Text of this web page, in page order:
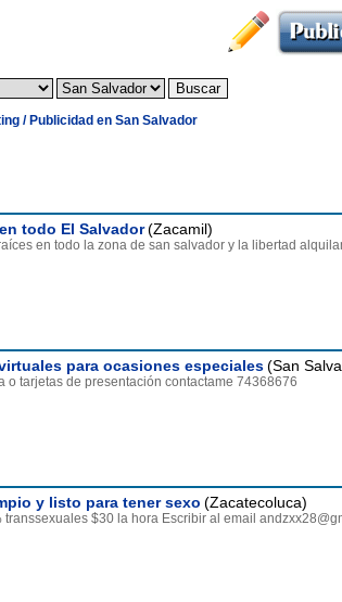
/ Publicidad en San Salvador
todo El Salvador(Zacamil)
en todo la zona de san salvador y la libertad
para ocasiones especiales(San
o tarjetas de presentación contactame 74368676
y listo para tener sexo (Zacatecoluca)
$30 la hora Escribir al email